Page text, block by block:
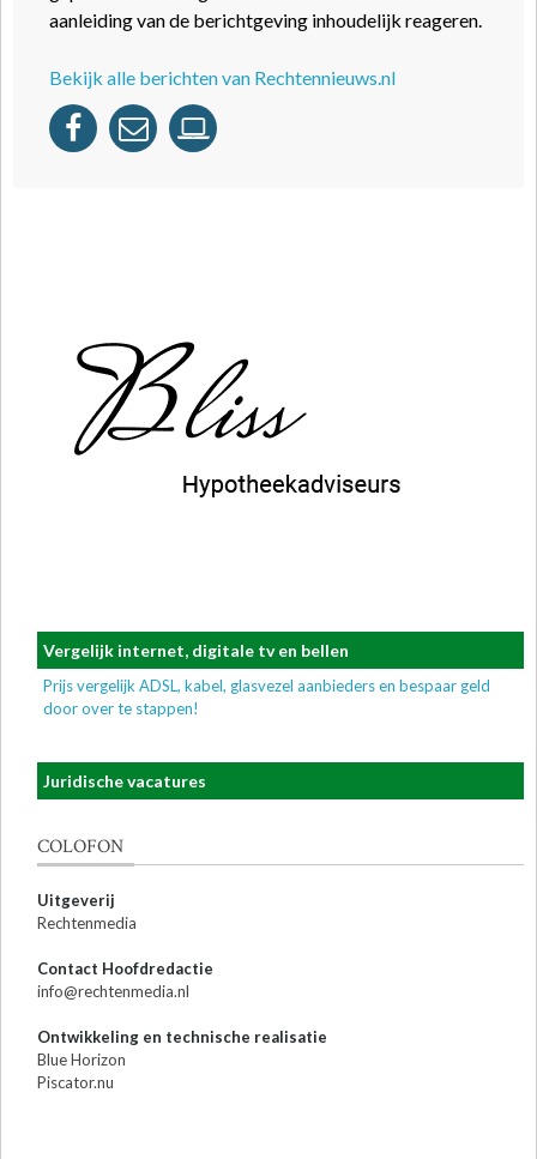
aanleiding van de berichtgeving inhoudelijk reageren.
Bekijk alle berichten van Rechtennieuws.nl
Vergelijk internet, digitale tv en bellen
Prijs vergelijk ADSL, kabel, glasvezel aanbieders en bespaar geld
door over te stappen!
Juridische vacatures
COLOFON
Uitgeverij
Rechtenmedia
Contact Hoofdredactie
info@rechtenmedia.nl
Ontwikkeling en technische realisatie
Blue Horizon
Piscator.nu